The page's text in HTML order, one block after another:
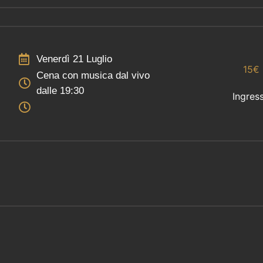
Venerdì 21 Luglio
Cena con musica dal vivo
dalle 19:30
15€